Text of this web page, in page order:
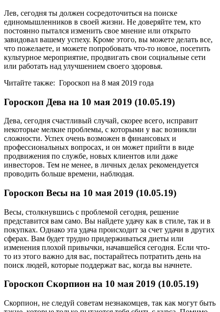
Лев, сегодня ты должен сосредоточиться на поиске
единомышленников в своей жизни. Не доверяйте тем, кто
постоянно пытался изменить свое мнение или открыто
завидовал вашему успеху. Кроме этого, вы можете делать все,
что пожелаете, и можете попробовать что-то новое, посетить
культурное мероприятие, продвигать свои социальные сети
или работать над улучшением своего здоровья.
Читайте также: Гороскоп на 8 мая 2019 года
Гороскоп Дева на 10 мая 2019 (10.05.19)
Дева, сегодня счастливый случай, скорее всего, исправит
некоторые мелкие проблемы, с которыми у вас возникли
сложности. Успех очень возможен в финансовых и
профессиональных вопросах, и он может прийти в виде
продвижения по службе, новых клиентов или даже
инвесторов. Тем не менее, в личных делах рекомендуется
проводить больше времени, наблюдая.
Гороскоп Весы на 10 мая 2019 (10.05.19)
Весы, столкнувшись с проблемой сегодня, решение
представится вам само. Вы найдете удачу как в стиле, так и в
покупках. Однако эта удача происходит за счет удачи в других
сферах. Вам будет трудно придерживаться диеты или
изменения плохой привычки, начавшейся сегодня. Если что-
то из этого важно для вас, постарайтесь потратить день на
поиск людей, которые поддержат вас, когда вы начнете.
Гороскоп Скорпион на 10 мая 2019 (10.05.19)
Скорпион, не следуй советам незнакомцев, так как могут быть